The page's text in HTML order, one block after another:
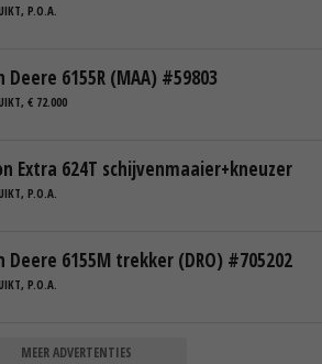
P.O.A.
Deere 6155R (MAA) #59803
€ 72.000
Extra 624T schijvenmaaier+kneuzer
P.O.A.
Deere 6155M trekker (DRO) #705202
P.O.A.
MEER ADVERTENTIES